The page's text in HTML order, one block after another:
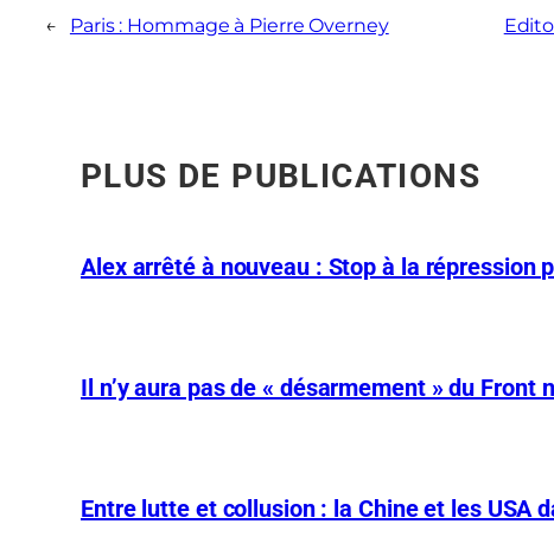
← Paris : Hommage à Pierre Overney
PLUS DE PUBLICATIONS
Alex arrêté à nouveau : Stop à la répression
Il n’y aura pas de « désarmement » du
Entre lutte et collusion : la Chine et les USA